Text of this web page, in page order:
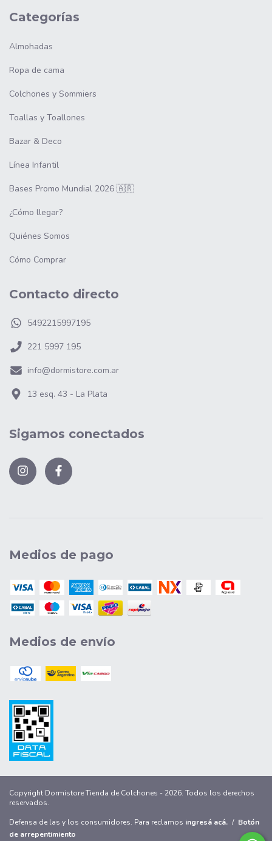
Categorías
Almohadas
Ropa de cama
Colchones y Sommiers
Toallas y Toallones
Bazar & Deco
Línea Infantil
Bases Promo Mundial 2026 🇦🇷
¿Cómo llegar?
Quiénes Somos
Cómo Comprar
Contacto directo
5492215997195
221 5997 195
info@dormistore.com.ar
13 esq. 43 - La Plata
Sigamos conectados
Medios de pago
Medios de envío
Copyright Dormistore Tienda de Colchones - 2026. Todos los derechos
reservados.
Defensa de las y los consumidores. Para reclamos ingresá acá. / Botón
de arrepentimiento